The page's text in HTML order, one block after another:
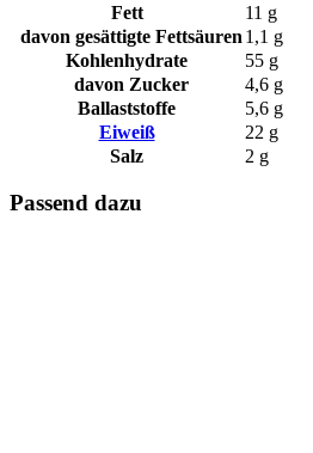
Fett
11 g
davon gesättigte Fettsäuren 1,1 g
Kohlenhydrate
55 g
davon Zucker
4,6 g
Ballaststoffe
5,6 g
Eiweiß
22 g
Salz
2 g
Passend dazu